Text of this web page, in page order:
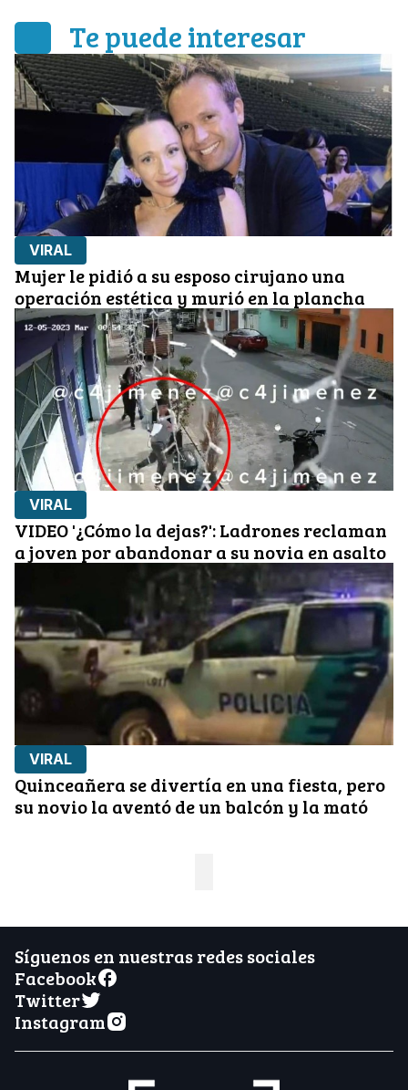
Te puede interesar
VIRAL
Mujer le pidió a su esposo cirujano una
operación estética y murió en la plancha
VIRAL
VIDEO '¿Cómo la dejas?': Ladrones reclaman
a joven por abandonar a su novia en asalto
VIRAL
Quinceañera se divertía en una fiesta, pero
su novio la aventó de un balcón y la mató
Síguenos en nuestras redes sociales
Facebook
Twitter
Instagram